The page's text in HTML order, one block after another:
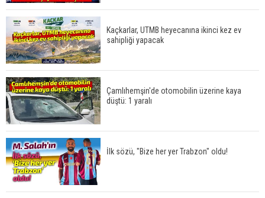
Kaçkarlar, UTMB heyecanına ikinci kez ev
sahipliği yapacak
Çamlıhemşin'de otomobilin üzerine kaya
düştü: 1 yaralı
İlk sözü, "Bize her yer Trabzon" oldu!